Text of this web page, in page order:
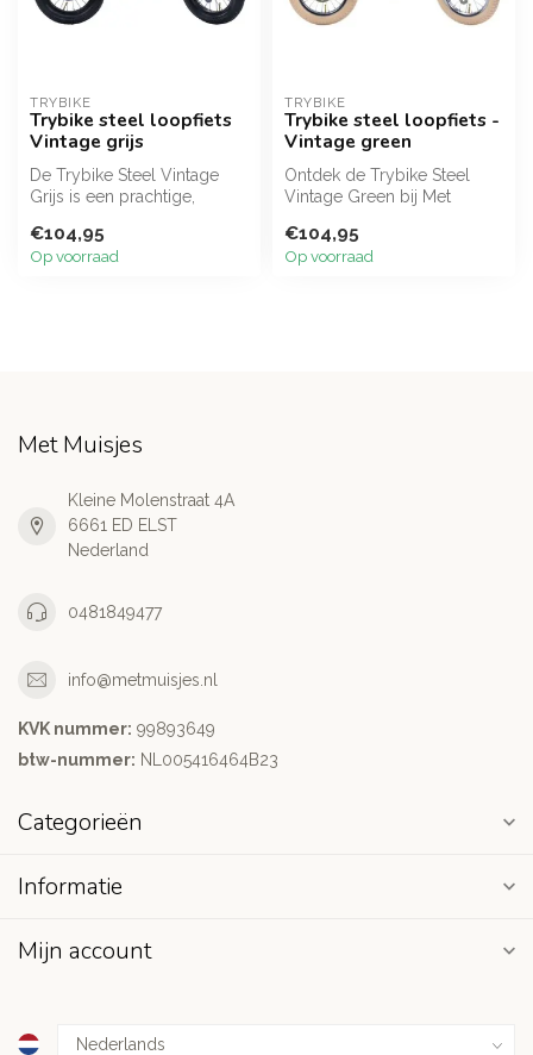
TRYBIKE
Trybike steel loopfiets
Vintage grijs
De Trybike Steel Vintage
Grijs is een prachtige,
Gemaa...
€104,95
Op voorraad
TRYBIKE
Trybike steel loopfiets -
Vintage green
Ontdek de Trybike Steel
Vintage Green bij Met
oerdegelijke...
€104,95
Op voorraad
Met Muisjes
Kleine Molenstraat 4A
6661 ED ELST
Nederland
0481849477
info@metmuisjes.nl
KVK nummer: 99893649
btw-nummer: NL005416464B23
Categorieën
Informatie
Mijn account